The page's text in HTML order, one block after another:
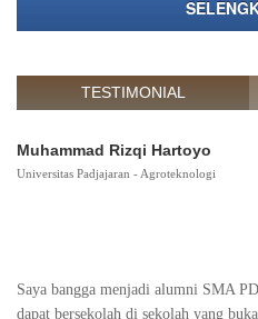
TESTIMONIAL
Muhammad Rizqi Hartoyo
Universitas Padjajaran - Agroteknologi
Saya bangga menjadi alumni SMA
dapat bersekolah di sekolah yang